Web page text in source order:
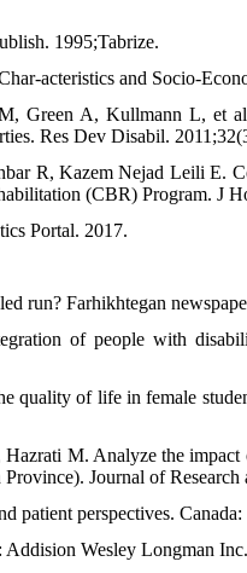
1995;Tabrize.
acteristics and Socio-
Green A, Kullmann L, et
Res Dev Disabil.
R, Kazem Nejad Leili E.
(CBR) Program. J
Portal. 2017.
run? Farhikhtegan
of people with
quality of life in female
M. Analyze the impact
Journal of
perspectives.
Wesley Longman